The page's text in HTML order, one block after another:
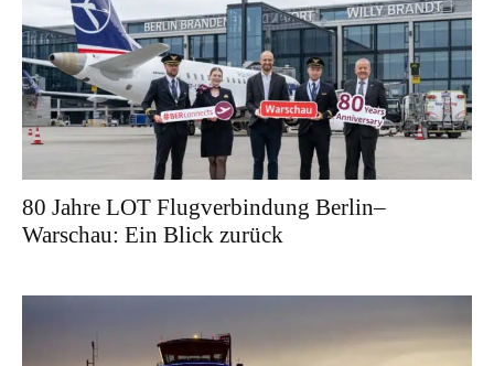
80 Jahre LOT Flugverbindung Berlin–
Warschau: Ein Blick zurück